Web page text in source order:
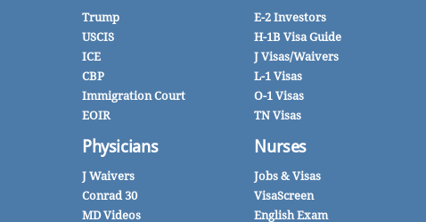
Trump
USCIS
ICE
CBP
Immigration Court
EOIR
Physicians
J Waivers
Conrad 30
MD Videos
E-2 Investors
H-1B Visa Guide
J Visas/Waivers
L-1 Visas
O-1 Visas
TN Visas
Nurses
Jobs & Visas
VisaScreen
English Exam